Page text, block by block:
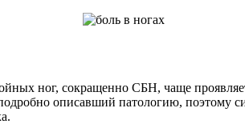
ног, сокращенно СБН, чаще
описавший патологию, поэтому